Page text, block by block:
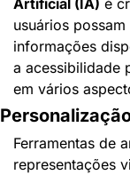
Artificial (IA) é
usuários
informações
a acessibilidade
em vários
Ferramentas de
representações